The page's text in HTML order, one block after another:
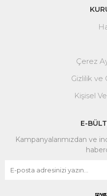
Çerez
Gizlilik ve
Kişisel
E-
Kampanyalarımızdan ve